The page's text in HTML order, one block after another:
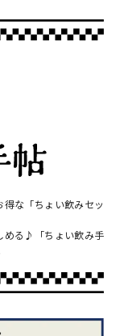
な「ちょい飲みセッ
める♪「ちょい飲み手